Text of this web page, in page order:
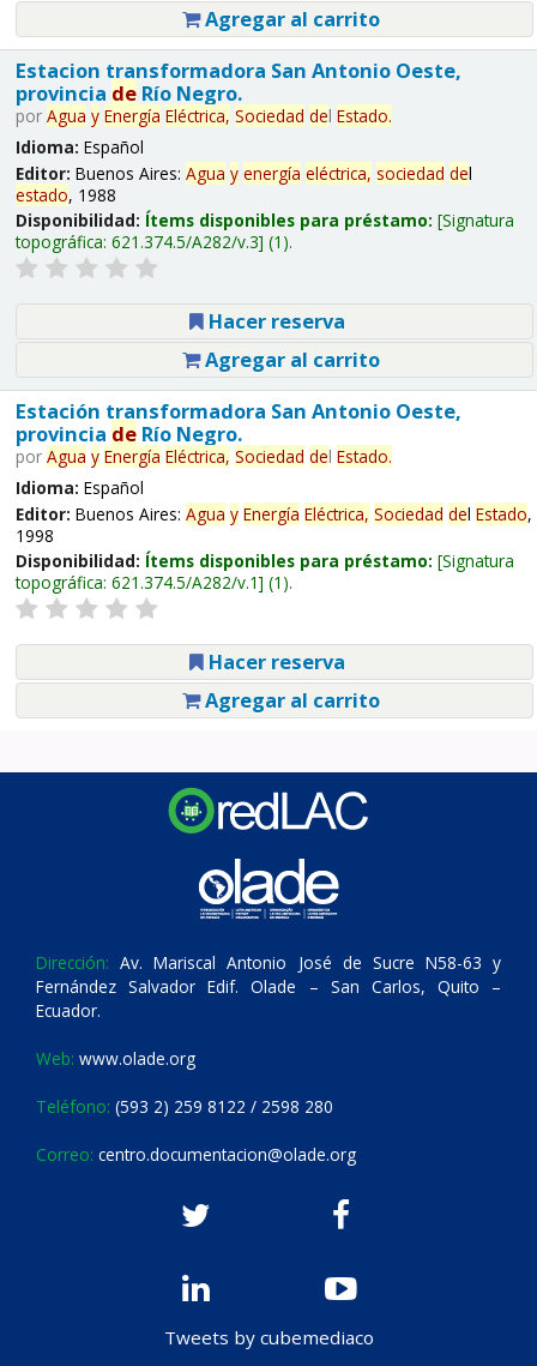
Agregar al carrito
Estacion transformadora San Antonio Oeste,
provincia deRío Negro.
por Agua y Energía Eléctrica, Sociedad del Estado.
Idioma: Español
Editor: Buenos Aires: Agua y energía eléctrica, sociedad del
estado, 1988
Disponibilidad: Ítems disponibles para préstamo: Signatura
topográfica: 621.374.5/A282/v.3 (1).
Hacer reserva
Agregar al carrito
Estación transformadora San Antonio Oeste,
provincia deRío Negro.
por Agua y Energía Eléctrica, Sociedad del Estado.
Idioma: Español
Editor: Buenos Aires: Agua y Energía Eléctrica, Sociedad del Estado,
1998
Disponibilidad: Ítems disponibles para préstamo: Signatura
topográfica: 621.374.5/A282/v.1 (1).
Hacer reserva
Agregar al carrito
Dirección: Av. Mariscal Antonio José de Sucre N58-63 y
Fernández Salvador Edif. Olade – San Carlos, Quito –
Ecuador.
Web: www.olade.org
Teléfono: (593 2) 259 8122 / 2598 280
Correo: centro.documentacion@olade.org
Tweets by cubemediaco